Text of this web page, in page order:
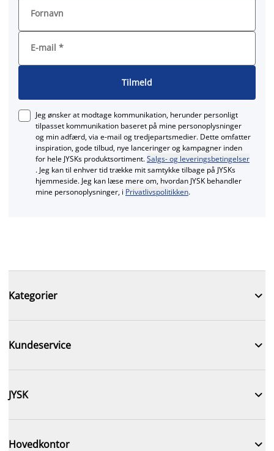
Fornavn
E-mail *
Tilmeld
Jeg ønsker at modtage kommunikation, herunder personligt
tilpasset kommunikation baseret på mine personoplysninger
og min adfærd, via e‑mail og tredjepartsmedier. Dette omfatter
inspiration, gode tilbud, nye lanceringer og kampagner inden
for hele JYSKs produktsortiment.Salgs- og leveringsbetingelser
. Jeg kan til enhver tid trække mit samtykke tilbage på JYSKs
hjemmeside. Jeg kan læse mere om, hvordan JYSK behandler
mine personoplysninger, i Privatlivspolitikken.
Kategorier 
Kundeservice 
JYSK 
Hovedkontor 